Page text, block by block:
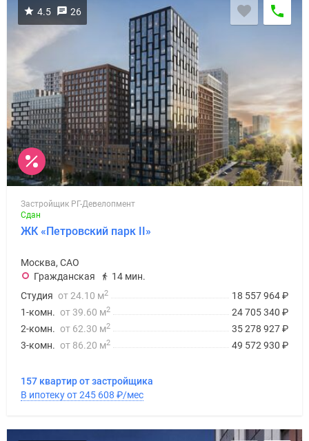
4.5 26
Застройщик РГ-Девелопмент
Сдан
ЖК «Петровский парк II»
Москва, САО
Гражданская
14 мин.
18 557 964₽
Студия от 24.10 м2
24 705 340 ₽
1-комн. от 39.60 м2
35 278 927₽
2-комн. от 62.30 м2
49 572 930 ₽
3-комн. от 86.20 м2
157 квартир от застройщика
В ипотеку от 245 608 ₽/мес